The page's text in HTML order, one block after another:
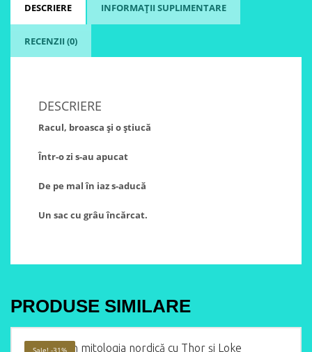
DESCRIERE INFORMAȚII SUPLIMENTARE
RECENZII (0)
DESCRIERE
Racul, broasca și o știucă
Într-o zi s-au apucat
De pe mal în iaz s-aducă
Un sac cu grâu încărcat.
PRODUSE SIMILARE
Sale! -31%
Povești din mitologia nordică cu Thor și Loke